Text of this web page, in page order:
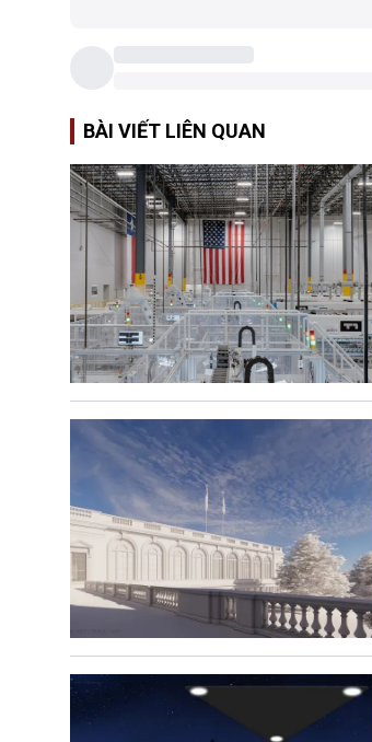
BÀI VIẾT LIÊN QUAN